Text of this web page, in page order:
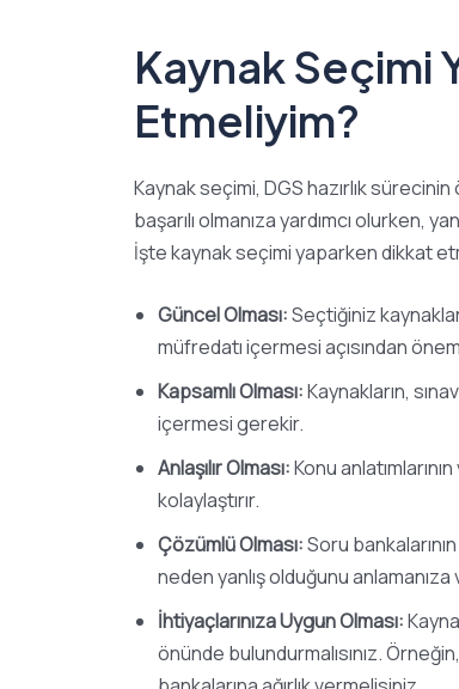
Kaynak Seçimi
Etmeliyim?
Kaynak seçimi, DGS hazırlık
başarılı olmanıza yardımcı olurken,
İşte kaynak seçimi yaparken dikkat
Güncel Olması:Seçtiğiniz
müfredatı içermesi açısından
Kapsamlı Olması:Kaynakların,
içermesi gerekir.
Anlaşılır Olması:Konu
kolaylaştırır.
Çözümlü Olması:Soru
neden yanlış olduğunu
İhtiyaçlarınıza Uygun Olması:
önünde bulundurmalısınız.